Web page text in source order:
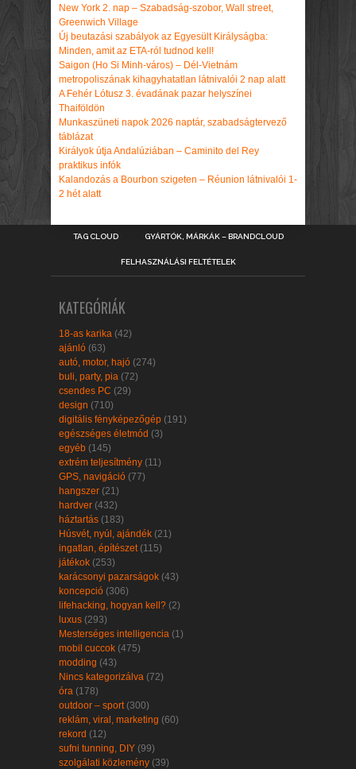
New York 2. nap – Szabadság-szobor, Wall street,
Greenwich Village
Új beutazási szabályok az Egyesült Királyságba:
Minden, amit az ETA-ról tudnod kell!
Saigon (Ho Si Minh-város) – Dél-Vietnám
metropoliszának kihagyhatatlan látnivalói 2 nap alatt
A Fehér Lótusz 3. évadának pazar helyszínei
Thaiföldön
Munkaszüneti napok 2026 naptár, szabadságtervező
táblázat
Királyok útja Andalúziában – Caminito del Rey
praktikus infók
Kalandozás a Bourbon szigeten – Réunion látnivalói 1-
2 hét alatt
TAG CLOUD GYÁRTÓK, MÁRKÁK – BRANDCLOUD
FELHASZNÁLÁSI FELTÉTELEK
KATEGÓRIÁK
18-as karika (42)
ajánló (63)
autó, motor, hajó (274)
buli, party, pia (72)
csendes PC (29)
design (710)
digitális fényképezőgép (191)
egészséges életmód (3)
egyéb (145)
extrém teljesítmény (11)
GPS, navigáció (77)
hangszer (21)
hardver (432)
háztartás (183)
Húsvét, nyúl, ajándék (21)
ingatlan, építészet (115)
játékok (253)
karácsonyi pazarságok (43)
koncepció (306)
lifehacking, hogyan kell? (2)
luxus (293)
Mesterséges intelligencia (1)
mobil cuccok (475)
modding (43)
Nincs kategorizálva (72)
óra (178)
outdoor – sport (300)
reklám, viral, marketing (60)
rekord (12)
sufni tunning, DIY (99)
szolgálati közlemény (39)